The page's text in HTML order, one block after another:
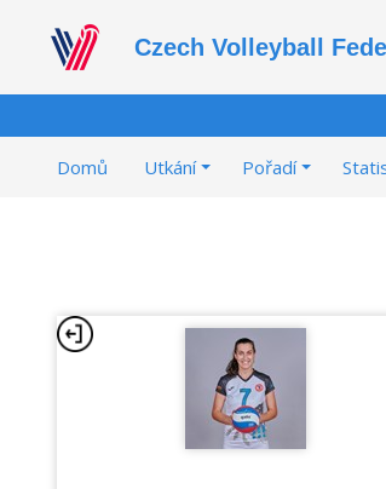
Czech Volleyball
Domů Utkání Pořadí